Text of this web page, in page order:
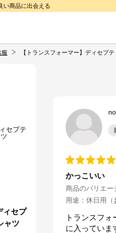
い商品に出会える
服 【トランスフォーマー】ディセプ
ィセプ
ャツ
かっこいい
商品のバリエー
用途 ： 休日用（
トランスフ
に入っていま